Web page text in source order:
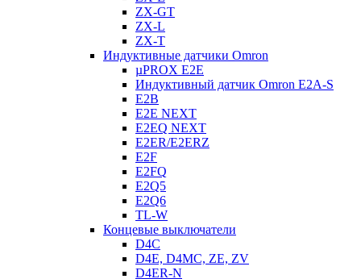
ZX-GT
ZX-L
ZX-T
Индуктивные датчики Omron
µPROX E2E
Индуктивный датчик Omron E2A-S
E2B
E2E NEXT
E2EQ NEXT
E2ER/E2ERZ
E2F
E2FQ
E2Q5
E2Q6
TL-W
Концевые выключатели
D4C
D4E, D4MC, ZE, ZV
D4ER-N